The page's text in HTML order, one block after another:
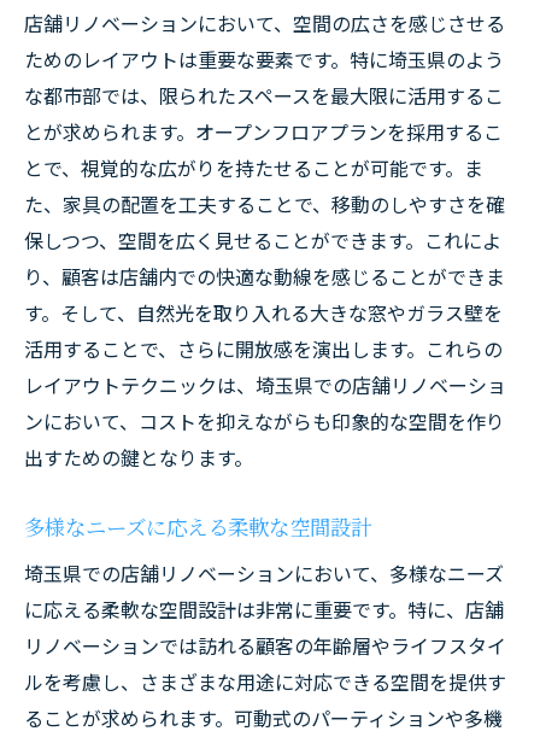
店舗リノベーションにおいて、空間の広さを感じさせる
ためのレイアウトは重要な要素です。特に埼玉県のよう
な都市部では、限られたスペースを最大限に活用するこ
とが求められます。オープンフロアプランを採用するこ
とで、視覚的な広がりを持たせることが可能です。ま
た、家具の配置を工夫することで、移動のしやすさを確
保しつつ、空間を広く見せることができます。これによ
り、顧客は店舗内での快適な動線を感じることができま
す。そして、自然光を取り入れる大きな窓やガラス壁を
活用することで、さらに開放感を演出します。これらの
レイアウトテクニックは、埼玉県での店舗リノベーショ
ンにおいて、コストを抑えながらも印象的な空間を作り
出すための鍵となります。
多様なニーズに応える柔軟な空間設計
埼玉県での店舗リノベーションにおいて、多様なニーズ
に応える柔軟な空間設計は非常に重要です。特に、店舗
リノベーションでは訪れる顧客の年齢層やライフスタイ
ルを考慮し、さまざまな用途に対応できる空間を提供す
ることが求められます。可動式のパーティションや多機